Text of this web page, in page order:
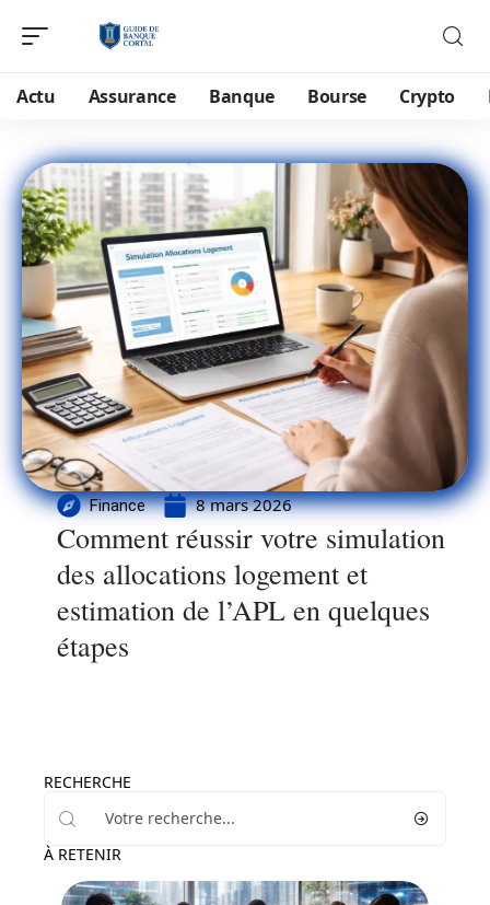
Actu Assurance Banque Bourse Crypto
Finance 8 mars 2026
Comment réussir votre simulation
des allocations logement et
estimation de l’APL en quelques
étapes
RECHERCHE
À RETENIR